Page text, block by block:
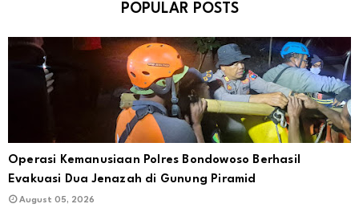
POPULAR POSTS
Operasi Kemanusiaan Polres Bondowoso Berhasil
Evakuasi Dua Jenazah di Gunung Piramid
August 05, 2026